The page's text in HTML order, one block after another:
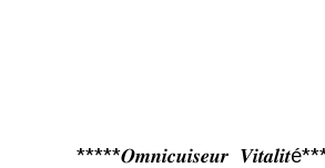
*****𝑶𝒎𝒏𝒊𝒄𝒖𝒊𝒔𝒆𝒖𝒓